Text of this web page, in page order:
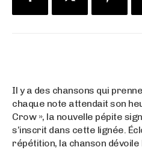
Il y a des chansons qui
chaque note attendait son
Crow », la nouvelle pépite
s’inscrit dans cette lignée.
répétition, la chanson